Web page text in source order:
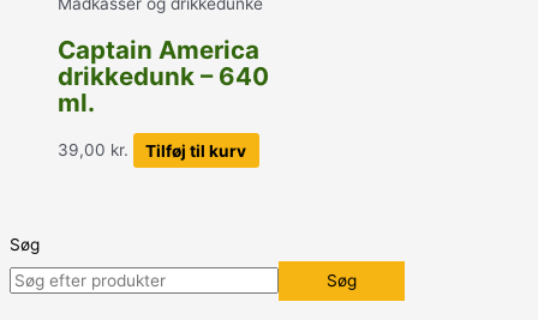
Madkasser og drikkedunke
Captain America
drikkedunk – 640
ml.
39,00 kr. Tilføj til kurv
Søg
Søg